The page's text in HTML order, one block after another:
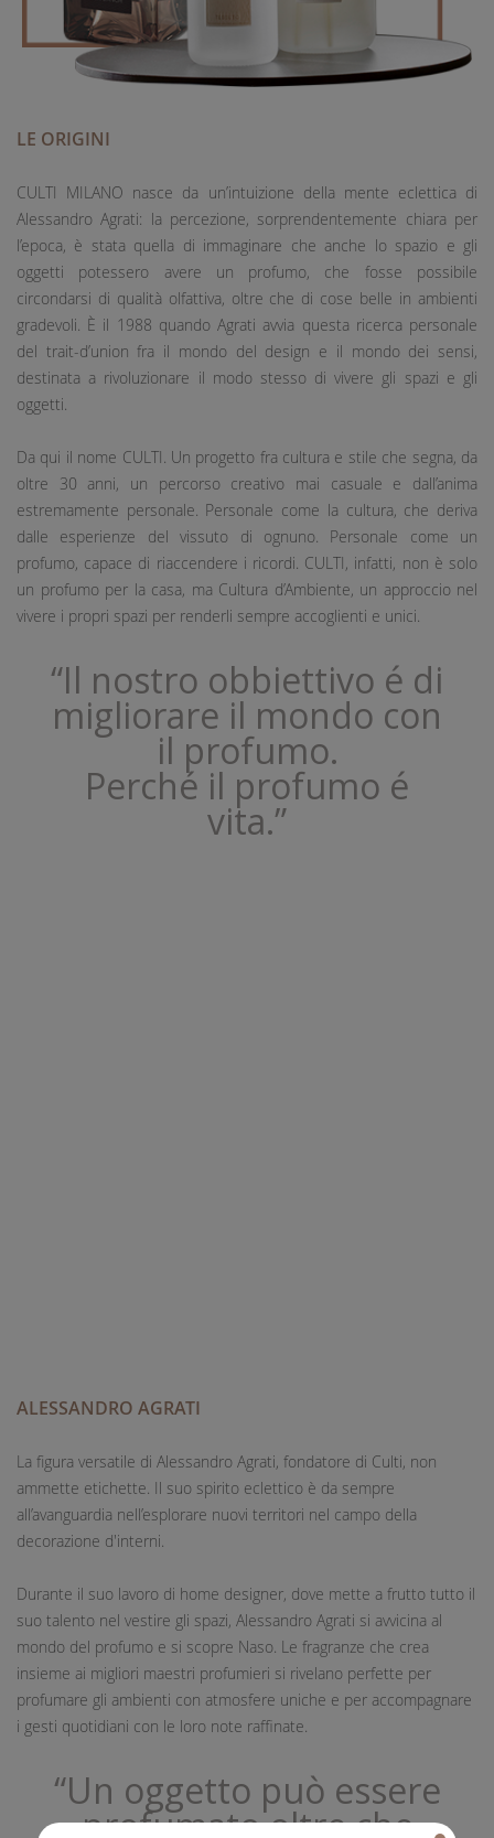
LE ORIGINI
CULTI MILANO nasce da un’intuizione della mente eclettica di
Alessandro Agrati: la percezione, sorprendentemente chiara per
l’epoca, è stata quella di immaginare che anche lo spazio e gli
oggetti potessero avere un profumo, che fosse possibile
circondarsi di qualità olfattiva, oltre che di cose belle in ambienti
gradevoli. È il 1988 quando Agrati avvia questa ricerca personale
del trait-d’union fra il mondo del design e il mondo dei sensi,
destinata a rivoluzionare il modo stesso di vivere gli spazi e gli
oggetti.
Da qui il nome CULTI. Un progetto fra cultura e stile che segna, da
oltre 30 anni, un percorso creativo mai casuale e dall’anima
estremamente personale. Personale come la cultura, che deriva
dalle esperienze del vissuto di ognuno. Personale come un
profumo, capace di riaccendere i ricordi. CULTI, infatti, non è solo
un profumo per la casa, ma Cultura d’Ambiente, un approccio nel
vivere i propri spazi per renderli sempre accoglienti e unici.
“Il nostro obbiettivo é di
migliorare il mondo con
il profumo.
Perché il profumo é
vita.”
ALESSANDRO AGRATI
La figura versatile di Alessandro Agrati, fondatore di Culti, non
ammette etichette. Il suo spirito eclettico è da sempre
all’avanguardia nell’esplorare nuovi territori nel campo della
decorazione d'interni.
Durante il suo lavoro di home designer, dove mette a frutto tutto il
suo talento nel vestire gli spazi, Alessandro Agrati si avvicina al
mondo del profumo e si scopre Naso. Le fragranze che crea
insieme ai migliori maestri profumieri si rivelano perfette per
profumare gli ambienti con atmosfere uniche e per accompagnare
i gesti quotidiani con le loro note raffinate.
“Un oggetto può essere
profumato oltre che